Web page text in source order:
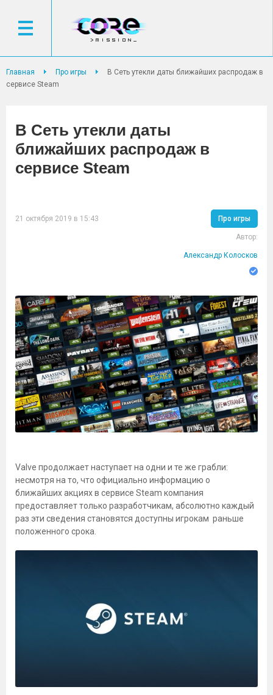
Главная Про игры
В Сеть утекли даты ближайших распродаж в
сервисе Steam
В Сеть утекли даты
ближайших распродаж в
сервисе Steam
21 октября 2019 в 15:43 Про игры
Автор:
Александр Колосков
Valve продолжает наступает на одни и те же грабли:
несмотря на то, что официально информацию о
ближайших акциях в сервисе Steam компания
предоставляет только разработчикам, абсолютно каждый
раз эти сведения становятся доступны игрокам раньше
положенного срока.